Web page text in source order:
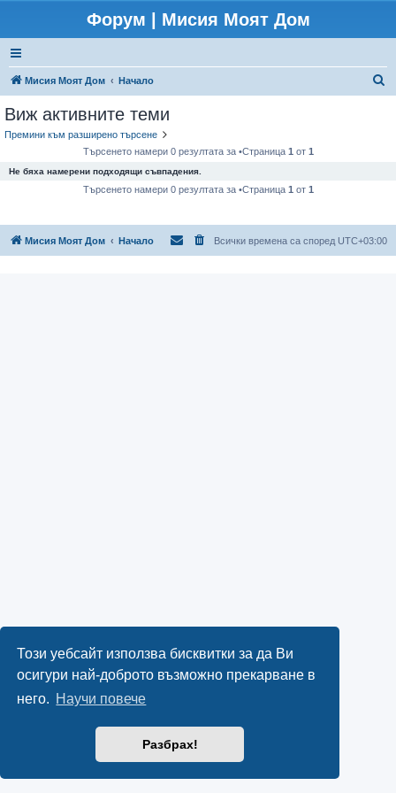
Този уебсайт използва бисквитки за да Ви
осигури най-доброто възможно прекарване в
него. Научи повече
Разбрах!
Форум | Мисия Моят Дом
Мисия Моят Дом Начало
Виж активните теми
Премини към разширено търсене
Търсенето намери 0 резултата за •Страница 1 от 1
Не бяха намерени подходящи съвпадения.
Търсенето намери 0 резултата за •Страница 1 от 1
Мисия Моят Дом Начало Всички времена са според UTC+03:00